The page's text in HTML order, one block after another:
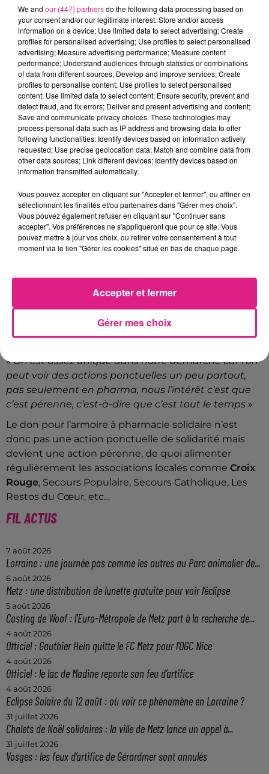
Wellpharma a bien un temps d’avance, et bien
heureusement !
UNE INITIATIVE QUI DÉBOUCHE SUR D’AUTRES HORIZONS
Wellpharman’est pas en manque de projet ! Bien au
contraire, ils sont très actifs. En juillet pour la
première fois, ils ont accepté une offre pour un
partenariat de solidarité pour les animaux avec la
SPA.
Wellpharma à plein de projets, de solidarité
[…] On fait des temps forts pour survibiliser l’offre
dans la pharmacie mais c’est pérenne dans le
temps»
Si vous souhaitez participer à ce mouvement de
solidaritévous n’avez pas de temps
imparti pour le faire !
«On est assez unique dans notre démarche car l’on
peut voir des actions ponctuelles un peu partout,
pas seulement en pharma, nous l’intérêt c’est que
c’est pérenne, c’est-à-dire que c’est tout le temps »
Le don pour l’armoire à pharmacie solidaire n’est
donc pas une action ponctuelle de solidarité mais
devient une action pérenne, de quoi alimenter
régulièrement les associations locales comme Croix
Rouge, Secours Populaire, Secours Catholique, Les
Restos du Cœur, etc…
FIL ACTUS
7 août 2026
Lorraine : une journée pas comme les autres au Parc animalier de...
6 août 2026
Metz : une distribution de lunette gratuite pour voir l’éclipse
5 août 2026
Casting de Woof : l'Euro-Métropole de Metz part à la recherche de...
4 août 2026
Officiel : Gauthier Hein quitte le FC Metz pour l'OGC Nice
4 août 2026
Officiel : le lac de Madine reporte son feu d’artifice
4 août 2026
Eclipse Solaire du 12 août : où voir ce phénomène en Lorraine ?
31 juillet 2026
Chalets de Noël solidaires : la ville de Metz lance un appel à...
31 juillet 2026
Vosges : les feux d’artifice de Gérardmer sont annulés
We and our (447) partnersdo the following data processing based on
your consent and/or our legitimate interest: Store and/or access
information on a device; Use limited data to select advertising; Create
profiles for personalised advertising; Use profiles to select personalised
advertising; Measure advertising performance; Measure content
performance; Understand audiences through statistics or combinations
of data from different sources; Develop and improve services; Create
profiles to personalise content; Use profiles to select personalised
content; Use limited data to select content; Ensure security, prevent and
detect fraud, and fix errors; Deliver and present advertising and content;
Save and communicate privacy choices. These technologies may
process personal data such as IP address and browsing data to offer
following functionalities: Identify devices based on information actively
requested; Use precise geolocation data; Match and combine data from
other data sources; Link different devices; Identify devices based on
information transmitted automatically.
Vous pouvez accepter en cliquant sur "Accepter et fermer", ou affiner en
sélectionnant les finalités et/ou partenaires dans "Gérer mes choix".
Vous pouvez également refuser en cliquant sur "Continuer sans
accepter". Vos préférences ne s'appliqueront que pour ce site. Vous
pouvez mettre à jour vos choix, ou retirer votre consentement à tout
moment via le lien "Gérer les cookies" situé en bas de chaque page.
Gérer mes choix
Accepter et fermer